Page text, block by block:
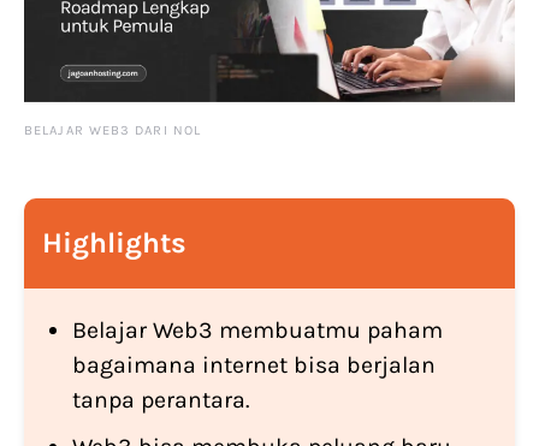
BELAJAR WEB3 DARI NOL
Highlights
Belajar Web3 membuatmu paham
bagaimana internet bisa berjalan
tanpa perantara.